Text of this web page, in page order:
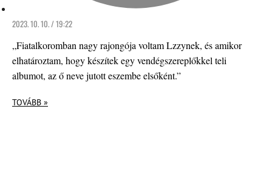
2023. 10. 10. / 19:22
„Fiatalkoromban nagy rajongója voltam Lzzynek, és amikor
elhatároztam, hogy készítek egy vendégszereplőkkel teli
albumot, az ő neve jutott eszembe elsőként.”
TOVÁBB »